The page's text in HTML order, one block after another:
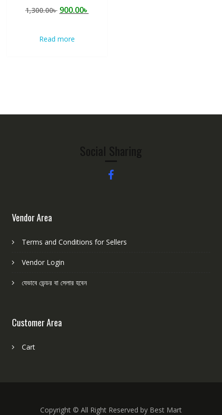
1,300.00৳ Original
1,300.00৳ .
900.00৳
Read more
Social Sharing
Vendor Area
Terms and Conditions for Sellers
Vendor Login
যেভাবে ভেন্ডর বা সেলার হবেন
Customer Area
Cart
Copyright © All Right Reserved by Best Mart